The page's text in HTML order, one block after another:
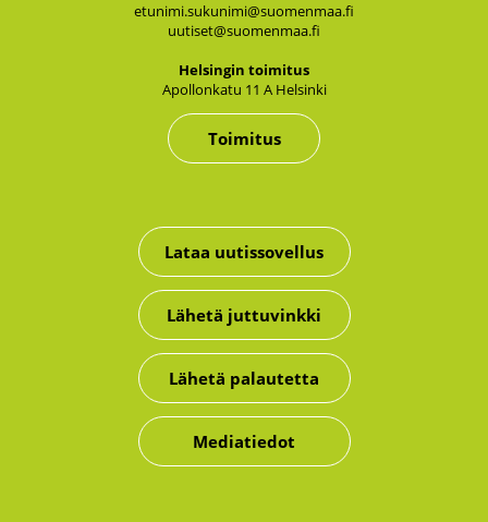
etunimi.sukunimi@suomenmaa.fi
uutiset@suomenmaa.fi
Hel­sin­gin toi­mi­tus
Apol­lon­ka­tu 11 A Hel­sin­ki
Toimitus
Lataa uutissovellus
Lähetä juttuvinkki
Lähetä palautetta
Mediatiedot